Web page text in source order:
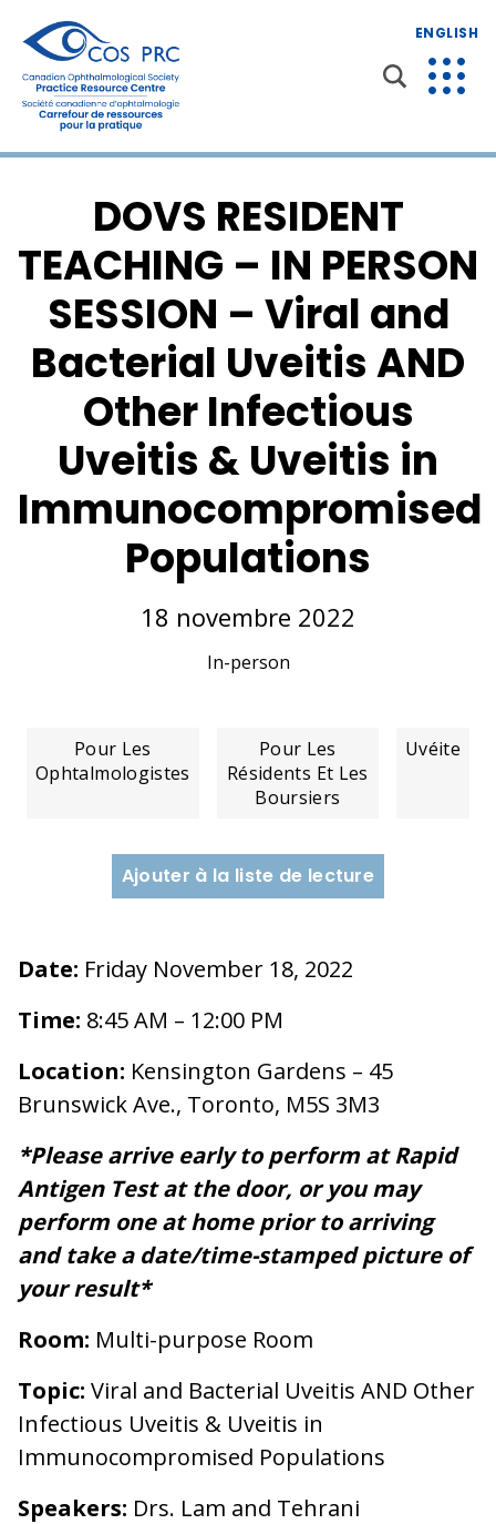
ENGLISH
DOVS RESIDENT
TEACHING – IN PERSON
SESSION – Viral and
Bacterial Uveitis AND
Other Infectious
Uveitis & Uveitis in
Immunocompromised
Populations
18 novembre 2022
In-person
Pour Les
Ophtalmologistes
Pour Les
Résidents Et Les
Boursiers
Uvéite
Ajouter à la liste de lecture
Date: Friday November 18, 2022
Time: 8:45 AM – 12:00 PM
Location: Kensington Gardens – 45
Brunswick Ave., Toronto, M5S 3M3
*Please arrive early to perform at Rapid
Antigen Test at the door, or you may
perform one at home prior to arriving
and take a date/time-stamped picture of
your result*
Room: Multi-purpose Room
Topic: Viral and Bacterial Uveitis AND Other
Infectious Uveitis & Uveitis in
Immunocompromised Populations
Speakers: Drs. Lam and Tehrani